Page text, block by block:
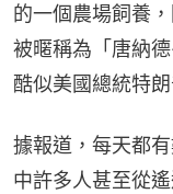
的一個農場飼養
被暱稱為「唐納
酷似美國總統特
據報道，每天都
中許多人甚至從